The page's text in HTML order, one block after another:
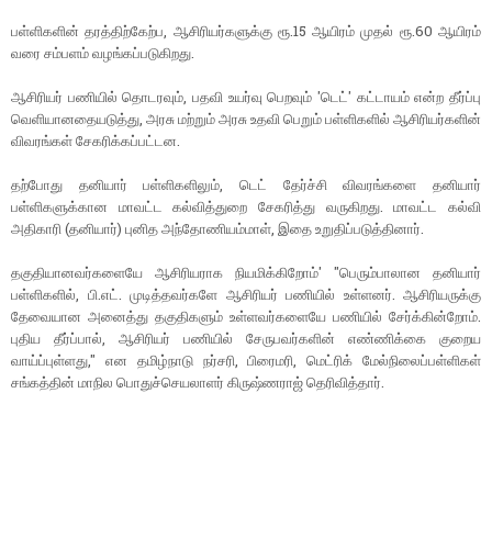
பள்ளிகளின் தரத்திற்கேற்ப, ஆசிரியர்களுக்கு ரூ.15 ஆயிரம் முதல் ரூ.60 ஆயிரம்
வரை சம்பளம் வழங்கப்படுகிறது.
ஆசிரியர் பணியில் தொடரவும், பதவி உயர்வு பெறவும் 'டெட்' கட்டாயம் என்ற தீர்ப்பு
வெளியானதையடுத்து, அரசு மற்றும் அரசு உதவி பெறும் பள்ளிகளில் ஆசிரியர்களின்
விவரங்கள் சேகரிக்கப்பட்டன.
தற்போது தனியார் பள்ளிகளிலும், டெட் தேர்ச்சி விவரங்களை தனியார்
பள்ளிகளுக்கான மாவட்ட கல்வித்துறை சேகரித்து வருகிறது. மாவட்ட கல்வி
அதிகாரி (தனியார்) புனித அந்தோணியம்மாள், இதை உறுதிப்படுத்தினார்.
தகுதியானவர்களையே ஆசிரியராக நியமிக்கிறோம்' ''பெரும்பாலான தனியார்
பள்ளிகளில், பி.எட். முடித்தவர்களே ஆசிரியர் பணியில் உள்ளனர். ஆசிரியருக்கு
தேவையான அனைத்து தகுதிகளும் உள்ளவர்களையே பணியில் சேர்க்கின்றோம்.
புதிய தீர்ப்பால், ஆசிரியர் பணியில் சேருபவர்களின் எண்ணிக்கை குறைய
வாய்ப்புள்ளது,'' என தமிழ்நாடு நர்சரி, பிரைமரி, மெட்ரிக் மேல்நிலைப்பள்ளிகள்
சங்கத்தின் மாநில பொதுச்செயலாளர் கிருஷ்ணராஜ் தெரிவித்தார்.